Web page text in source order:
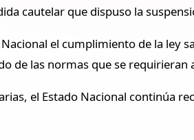
cautelar que dispuso la
el cumplimiento de la ley
de las normas que se requirieran
el Estado Nacional continúa